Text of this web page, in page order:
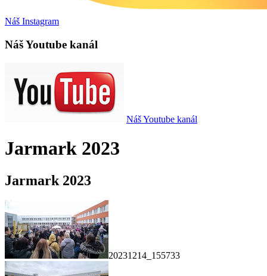
Náš Instagram
Náš Youtube kanál
Náš Youtube kanál
Jarmark 2023
Jarmark 2023
20231214_155733